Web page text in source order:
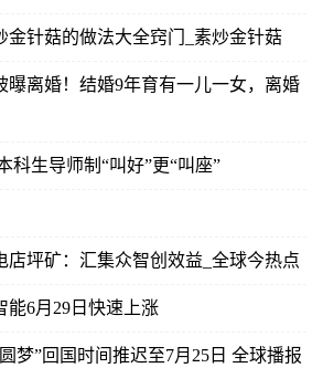
金针菇的做法大全窍门_素炒金针菇
曝离婚！结婚9年育有一儿一女，离婚
科生导师制“叫好”更“叫座”
店坪矿：汇集众智创效益_全球今热点
能6月29日快速上涨
梦”回国时间推迟至7月25日 全球播报